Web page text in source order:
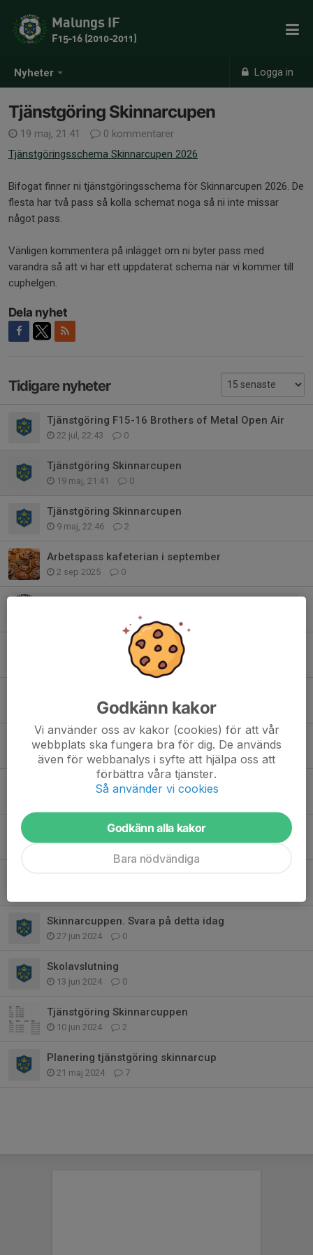
Nyheter Logga in
Malungs IF
F15-16 (2010-2011)
Tjänstgöring Skinnarcupen
19 maj, 21:41
0 kommentarer
Tjänstgöringsschema Skinnarcupen 2026
Bifogat finner ni tjänstgöringsschema för Skinnarcupen 2026. De
flesta har två pass så kolla schemat noga så ni inte missar
något pass.
Vänligen kommentera på inlägget om ni byter pass med
varandra så att vi har ett uppdaterat schema när vi kommer till
cuphelgen.
Dela nyhet
Tidigare nyheter
Tjänstgöring F15-16 Brothers of Metal Open Air
22 jul, 22:43 0
Tjänstgöring Skinnarcupen
19 maj, 21:41 0
Tjänstgöring Skinnarcupen
9 maj, 22:46 2
Arbetspass kafeterian i september
2 sep 2025 0
Match mot Enviken
14 mar 2025 0
Tjänstgöring Vasalopp
19 feb 2025 10
Vår vecka och cafeteria
Sommaruppehåll
1 jul 2024 0
Skinnarcuppen. Svara på detta idag
27 jun 2024 0
Skolavslutning
13 jun 2024 0
Tjänstgöring Skinnarcuppen
10 jun 2024 2
Planering tjänstgöring skinnarcup
21 maj 2024 7
Godkänn kakor
Vi använder oss av kakor (cookies) för att vår
webbplats ska fungera bra för dig. De används
även för webbanalys i syfte att hjälpa oss att
förbättra våra tjänster.
Så använder vi cookies
Godkänn alla kakor
Bara nödvändiga